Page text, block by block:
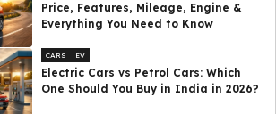
Price, Features, Mileage, Engine &
Everything You Need to Know
CARS EV
Electric Cars vs Petrol Cars: Which
One Should You Buy in India in 2026?